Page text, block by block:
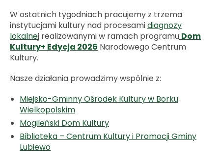
W ostatnich tygodniach pracujemy z trzema
instytucjami kultury nad procesamidiagnozy
lokalnej realizowanymi w ramach programu Dom
Kultury+ Edycja 2026 Narodowego Centrum
Kultury.
Nasze działania prowadzimy wspólnie z:
Miejsko-Gminny Ośrodek Kultury w Borku
Wielkopolskim
Mogileński Dom Kultury
Biblioteka – Centrum Kultury i Promocji Gminy
Lubiewo